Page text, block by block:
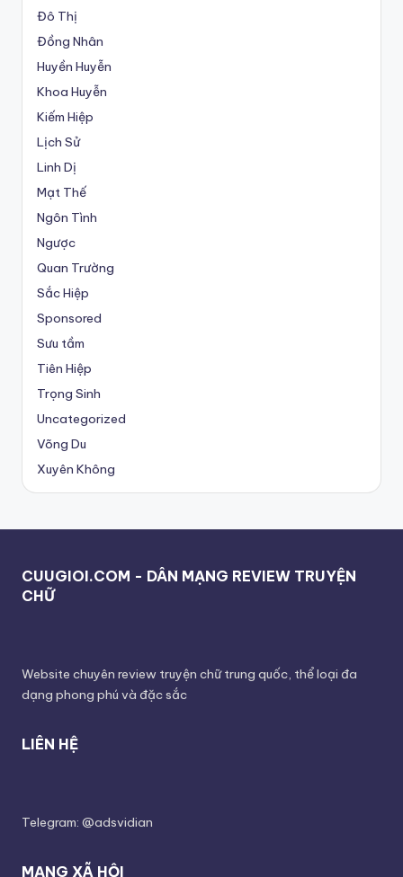
Đô Thị
Đồng Nhân
Huyền Huyễn
Khoa Huyễn
Kiếm Hiệp
Lịch Sử
Linh Dị
Mạt Thế
Ngôn Tình
Ngược
Quan Trường
Sắc Hiệp
Sponsored
Sưu tầm
Tiên Hiệp
Trọng Sinh
Uncategorized
Võng Du
Xuyên Không
CUUGIOI.COM - DÂN MẠNG REVIEW TRUYỆN
CHỮ
Website chuyên review truyện chữ trung quốc, thể loại đa
dạng phong phú và đặc sắc
LIÊN HỆ
Telegram: @adsvidian
MẠNG XÃ HỘI